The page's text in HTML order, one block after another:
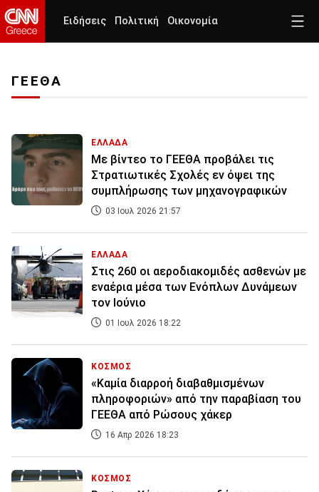
Ειδήσεις Πολιτική Οικονομία
ΓΕΕΘΑ
ΕΛΛΑΔΑ
Με βίντεο το ΓΕΕΘΑ προβάλει τις
Στρατιωτικές Σχολές εν όψει της
συμπλήρωσης των μηχανογραφικών
03 Ιουλ 2026 21:57
ΕΛΛΑΔΑ
Στις 260 οι αεροδιακομιδές ασθενών με
εναέρια μέσα των Ενόπλων Δυνάμεων
τον Ιούνιο
01 Ιουλ 2026 18:22
ΚΟΣΜΟΣ
«Kαμία διαρροή διαβαθμισμένων
πληροφοριών» από την παραβίαση του
ΓΕΕΘΑ από Ρώσους χάκερ
16 Απρ 2026 18:23
ΚΟΣΜΟΣ